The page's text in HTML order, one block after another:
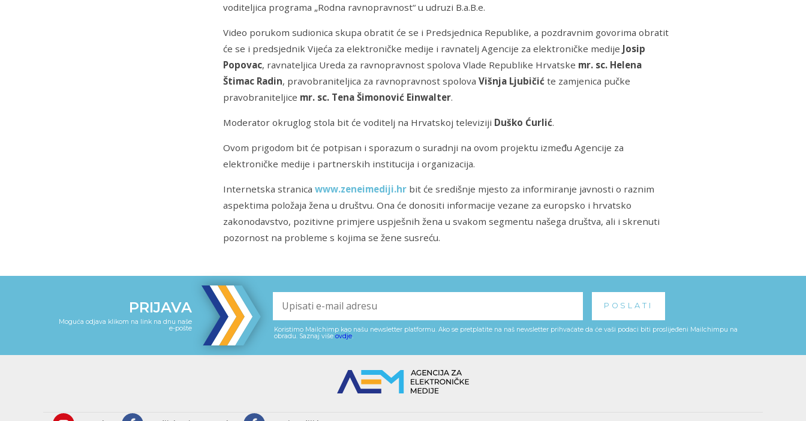
voditeljica programa „Rodna ravnopravnost“ u udruzi B.a.B.e.
Video porukom sudionica skupa obratit će se i Predsjednica Republike, a pozdravnim govorima obratit
će se i predsjednik Vijeća za elektroničke medije i ravnatelj Agencije za elektroničke medije Josip
Popovac, ravnateljica Ureda za ravnopravnost spolova Vlade Republike Hrvatske mr. sc. Helena
Štimac Radin, pravobraniteljica za ravnopravnost spolova Višnja Ljubičić te zamjenica pučke
pravobraniteljice mr. sc. Tena Šimonović Einwalter.
Moderator okruglog stola bit će voditelj na Hrvatskoj televiziji Duško Ćurlić.
Ovom prigodom bit će potpisan i sporazum o suradnji na ovom projektu između Agencije za
elektroničke medije i partnerskih institucija i organizacija.
Internetska stranica www.zeneimediji.hr bit će središnje mjesto za informiranje javnosti o raznim
aspektima položaja žena u društvu. Ona će donositi informacije vezane za europsko i hrvatsko
zakonodavstvo, pozitivne primjere uspješnih žena u svakom segmentu našega društva, ali i skrenuti
pozornost na probleme s kojima se žene susreću.
PRIJAVA
Moguća odjava klikom na link na dnu naše
e-pošte
Koristimo Mailchimp kao našu newsletter platformu. Ako se pretplatite na naš newsletter prihvaćate da će vaši podaci biti proslijeđeni Mailchimpu na
obradu. Saznaj više ovdje.